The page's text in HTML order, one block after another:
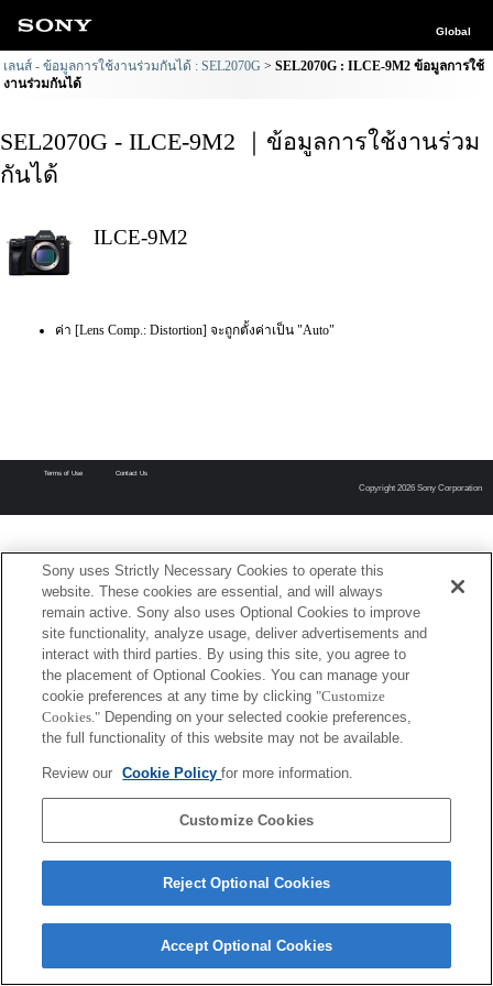
Global
เลนส์ - ข้อมูลการใช้งานร่วมกันได้ : SEL2070G
SEL2070G : ILCE-9M2 ข้อมูลการใช้
งานร่วมกันได้
SEL2070G - ILCE-9M2 ｜ข้อมูลการใช้งานร่วม
กันได้
ILCE-9M2
ค่า [Lens Comp.: Distortion] จะถูกตั้งค่าเป็น "Auto"
Terms of Use Contact Us
Copyright 2026 Sony Corporation
Sony uses Strictly Necessary Cookies to operate this
website. These cookies are essential, and will always
remain active. Sony also uses Optional Cookies to improve
site functionality, analyze usage, deliver advertisements and
interact with third parties. By using this site, you agree to
the placement of Optional Cookies. You can manage your
cookie preferences at any time by clicking "Customize
Cookies." Depending on your selected cookie preferences,
the full functionality of this website may not be available.
Review our Cookie Policyfor more information.
Customize Cookies
Reject Optional Cookies
Accept Optional Cookies